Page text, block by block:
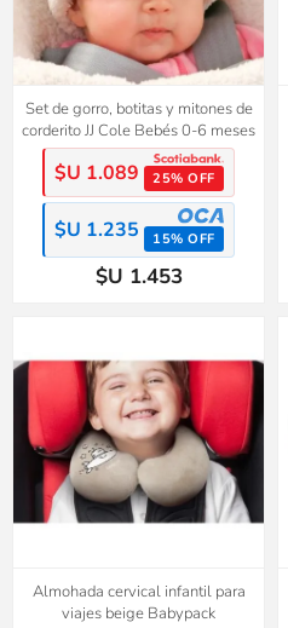
Set de gorro, botitas y mitones de
corderito JJ Cole Bebés 0-6 meses
$U 1.089 25% OFF
$U 1.235 15% OFF
$U 1.453
Almohada cervical infantil para
viajes beige Babypack